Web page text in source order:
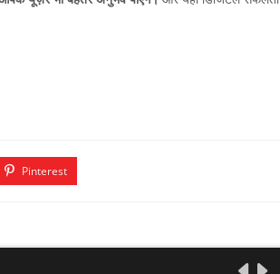
Pinterest